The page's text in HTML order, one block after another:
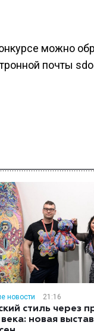
можно
почты
новости 21:16
стиль через
новая